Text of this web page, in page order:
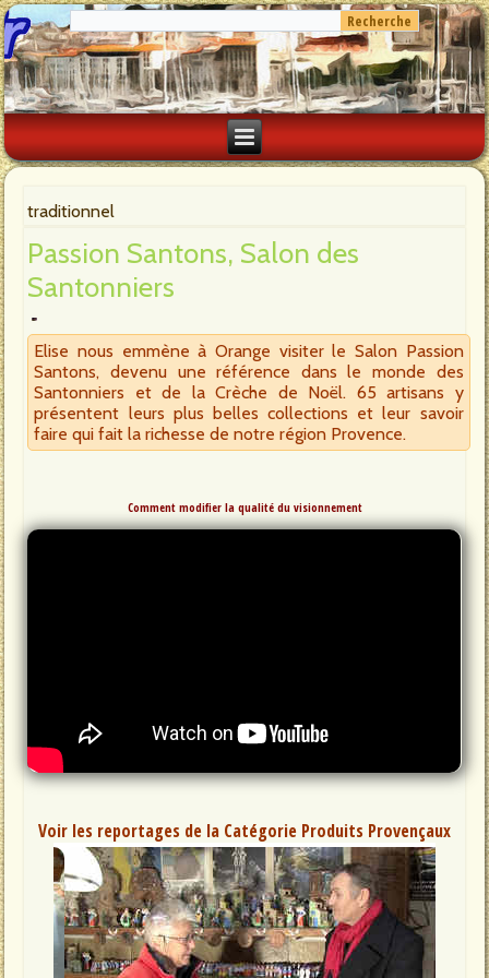
traditionnel
Passion Santons, Salon des
Santonniers
Elise nous emmène à Orange visiter le Salon Passion
Santons, devenu une référence dans le monde des
Santonniers et de la Crèche de Noël. 65 artisans y
présentent leurs plus belles collections et leur savoir
faire qui fait la richesse de notre région Provence.
Comment modifier la qualité du visionnement
Voir les reportages de la Catégorie Produits Provençaux